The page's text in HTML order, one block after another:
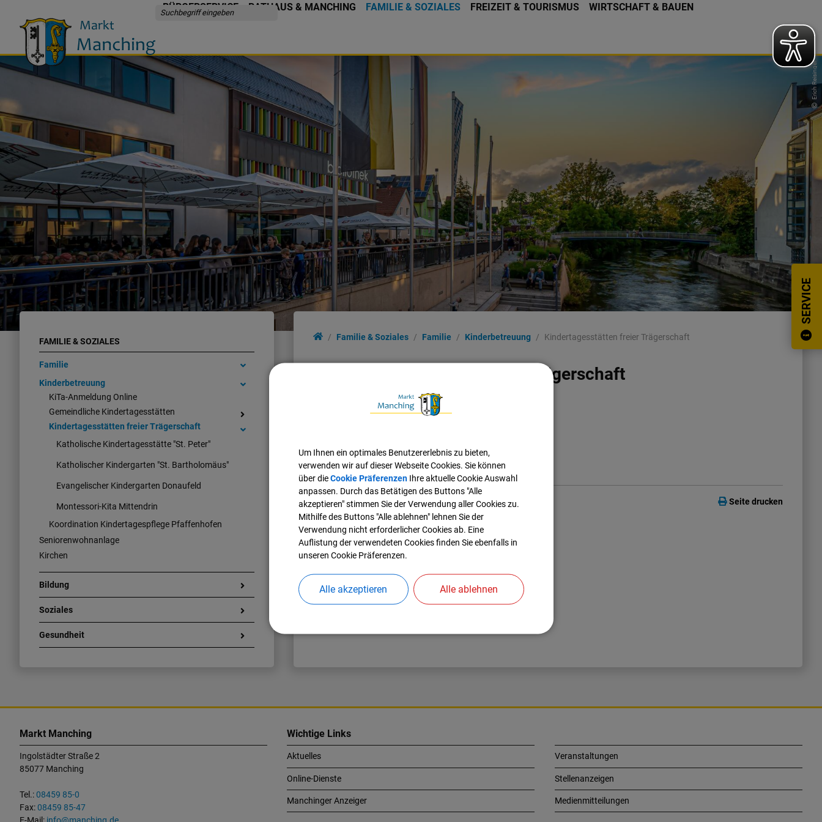
BÜRGERSERVICE RATHAUS & MANCHING FAMILIE & SOZIALES FREIZEIT & TOURISMUS WIRTSCHAFT & BAUEN
Erich Reisinger
SERVICE
FAMILIE & SOZIALES
Familie
Kinderbetreuung
KiTa-Anmeldung Online
Gemeindliche Kindertagesstätten
Kindertagesstätten freier Trägerschaft
Katholische Kindertagesstätte "St. Peter"
Katholischer Kindergarten "St. Bartholomäus"
Evangelischer Kindergarten Donaufeld
Montessori-Kita Mittendrin
Koordination Kindertagespflege Pfaffenhofen
Seniorenwohnanlage
Kirchen
Bildung
Soziales
Gesundheit
Familie & Soziales Familie Kinderbetreuung Kindertagesstätten freier Trägerschaft
Kindertagesstätten in freier Trägerschaft
Katholische Kindertagesstätte "St. Peter"
Katholischer Kindergarten "St. Bartholomäus"
Montessori-Kita Mittendrin
Nach oben Seite drucken
Markt Manching
Ingolstädter Straße 2
85077 Manching
Tel.:08459 85-0
Fax:08459 85-47
Wichtige Links
Aktuelles
Online-Dienste
Manchinger Anzeiger
Veranstaltungen
Stellenanzeigen
Medienmitteilungen
Um Ihnen ein optimales Benutzererlebnis zu bieten,
verwenden wir auf dieser Webseite Cookies. Sie können
über dieCookie PräferenzenIhre aktuelle Cookie Auswahl
anpassen. Durch das Betätigen des Buttons "Alle
akzeptieren" stimmen Sie der Verwendung aller Cookies zu.
Mithilfe des Buttons "Alle ablehnen" lehnen Sie der
Verwendung nicht erforderlicher Cookies ab. Eine
Auflistung der verwendeten Cookies finden Sie ebenfalls in
unseren Cookie Präferenzen.
Alle akzeptieren Alle ablehnen